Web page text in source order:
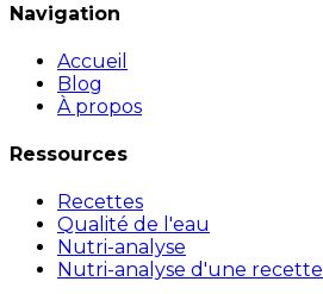
Navigation
Accueil
Blog
À propos
Ressources
Recettes
Qualité de l'eau
Nutri-analyse
Nutri-analyse d'une recette